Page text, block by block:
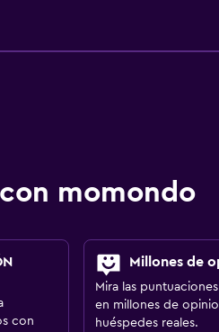
momondo
con
Millones de
Mira las
en millones de
huéspedes reales.